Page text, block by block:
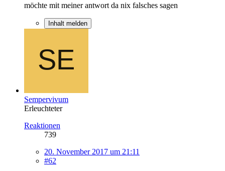
möchte mit meiner antwort da nix falsches sagen
Inhalt melden
Sempervivum
Erleuchteter
Reaktionen
739
20. November 2017 um 21:11
#62